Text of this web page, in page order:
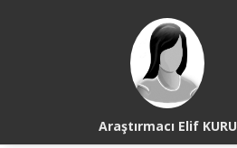
Araştırmacı Elif KURU